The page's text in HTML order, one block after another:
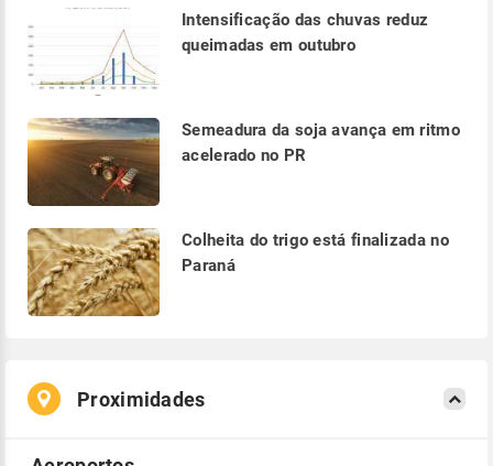
Intensificação das chuvas reduz
queimadas em outubro
Semeadura da soja avança em ritmo
acelerado no PR
Colheita do trigo está finalizada no
Paraná
Proximidades